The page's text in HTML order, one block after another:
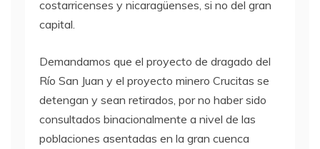
costarricenses y nicaragüenses, si no del gran
capital.
Demandamos que el proyecto de dragado del
Río San Juan y el proyecto minero Crucitas se
detengan y sean retirados, por no haber sido
consultados binacionalmente a nivel de las
poblaciones asentadas en la gran cuenca